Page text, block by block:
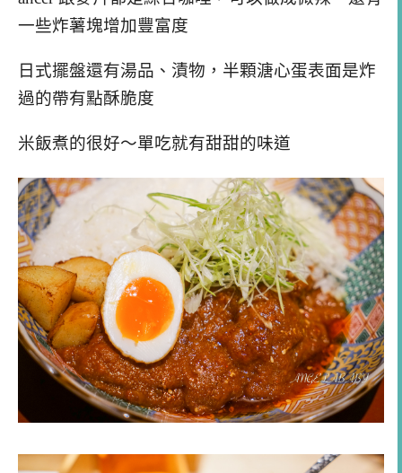
一些炸薯塊增加豐富度
日式擺盤還有湯品、漬物，半顆溏心蛋表面是炸
過的帶有點酥脆度
米飯煮的很好～單吃就有甜甜的味道